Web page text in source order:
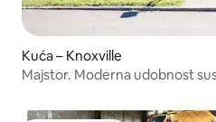
Kuća – Knoxville
Majstor. Moderna udobnost